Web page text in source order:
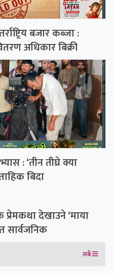
बजार कब्जा :
अधिकार बिक्री
: ‘तीन तीघ्रे क्या
बिदा
देखाउने ‘माया
सार्वजनिक
सबै